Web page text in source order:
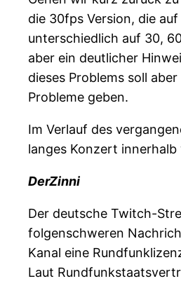
die 30fps Version, die
unterschiedlich auf 30,
aber ein deutlicher
dieses Problems soll
Probleme geben.
Im Verlauf des
langes Konzert
DerZinni
Der deutsche Twitch-
folgenschweren
Kanal eine
Laut